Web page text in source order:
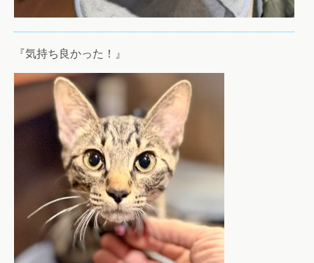
『気持ち良かった！』